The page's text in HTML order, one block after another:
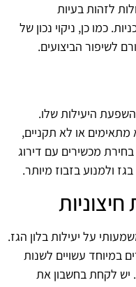
לזהות בעיות
כמו כן, ניקוי נכון של
לשיפור הביצועים.
היעילות שלו.
או לא תקניים,
מכשירים עם דירוג
ולמנוע בזבוז מיותר.
על יעילות בלון הגז.
במיוחד עשויים לשנות
יש לקחת בחשבון את